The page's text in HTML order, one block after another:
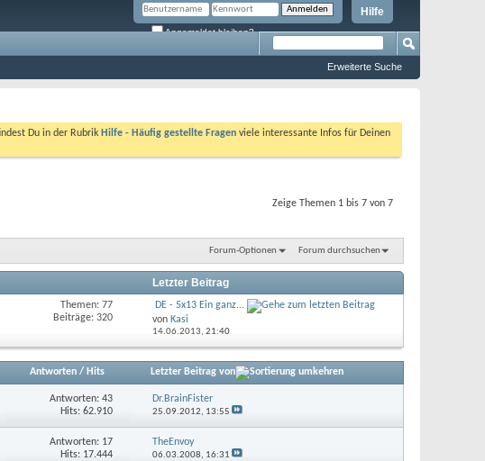
Hilfe
Angemeldet bleiben?
Erweiterte Suche
Du in der Rubrik Hilfe - Häufig gestellte Fragen viele interessante Infos für Deinen
Zeige Themen 1 bis 7 von 7
Forum-Optionen Forum durchsuchen
Letzter Beitrag
Themen: 77
Beiträge: 320
DE - 5x13 Ein ganz...
von Kasi
14.06.2013, 21:40
Antworten / Hits Letzter Beitrag von
Antworten: 43
Hits: 62.910
Dr.BrainFister
25.09.2012, 13:55
Antworten: 17
Hits: 17.444
TheEnvoy
06.03.2008, 16:31